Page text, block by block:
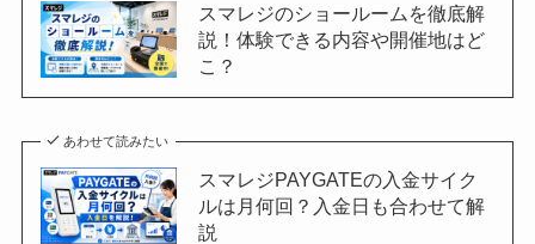
スマレジのショールームを徹底解
説！体験できる内容や開催地はど
こ？
あわせて読みたい
スマレジPAYGATEの入金サイク
ルは月何回？入金日も合わせて解
説